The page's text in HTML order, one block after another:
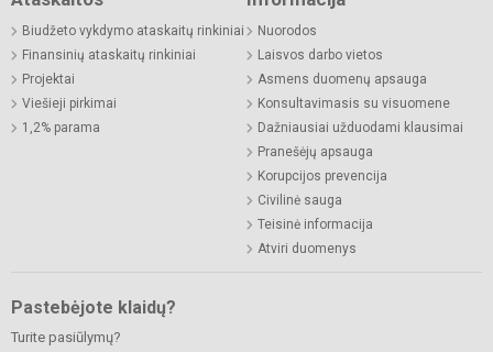
Biudžeto vykdymo ataskaitų rinkiniai
Finansinių ataskaitų rinkiniai
Projektai
Viešieji pirkimai
1,2% parama
Nuorodos
Laisvos darbo vietos
Asmens duomenų apsauga
Konsultavimasis su visuomene
Dažniausiai užduodami klausimai
Pranešėjų apsauga
Korupcijos prevencija
Civilinė sauga
Teisinė informacija
Atviri duomenys
Pastebėjote klaidų?
Turite pasiūlymų?